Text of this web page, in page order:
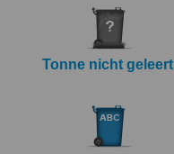
Tonne nicht geleert